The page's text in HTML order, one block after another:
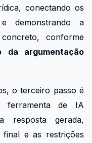
conectando os
demonstrando a
conforme
da argumentação
o terceiro passo é
de IA
resposta gerada,
e as restrições